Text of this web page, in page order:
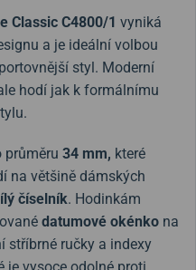
Classic C4800/1 vyniká
a je ideální volbou
styl. Moderní
hodí jak k formálnímu
průměru 34 mm, které
na většině dámských
číselník. Hodinkám
datumové okénko na
stříbrné ručky a indexy